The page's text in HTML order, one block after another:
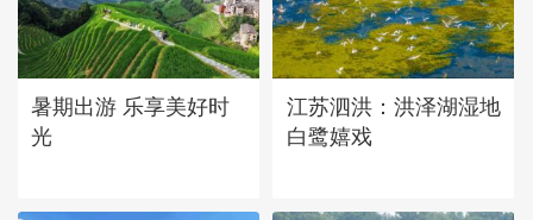
暑期出游 乐享美好时
光
江苏泗洪：洪泽湖湿地
白鹭嬉戏